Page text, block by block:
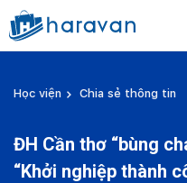
Học viện Chia sẻ thông tin
ĐH Cần thơ “bùng
“Khởi nghiệp thành